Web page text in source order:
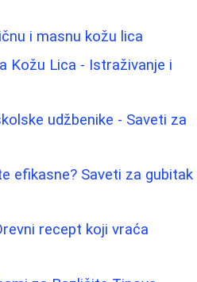
i masnu kožu lica
Kožu Lica - Istraživanje i
udžbenike - Saveti za
efikasne? Saveti za gubitak
recept koji vraća